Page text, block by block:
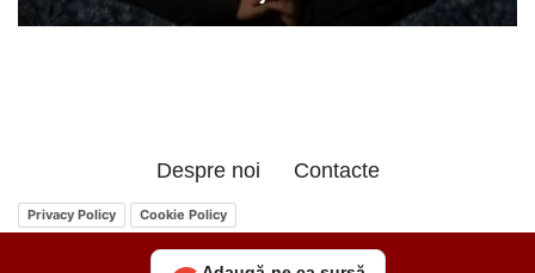
Despre noi Contacte
Privacy Policy Cookie Policy